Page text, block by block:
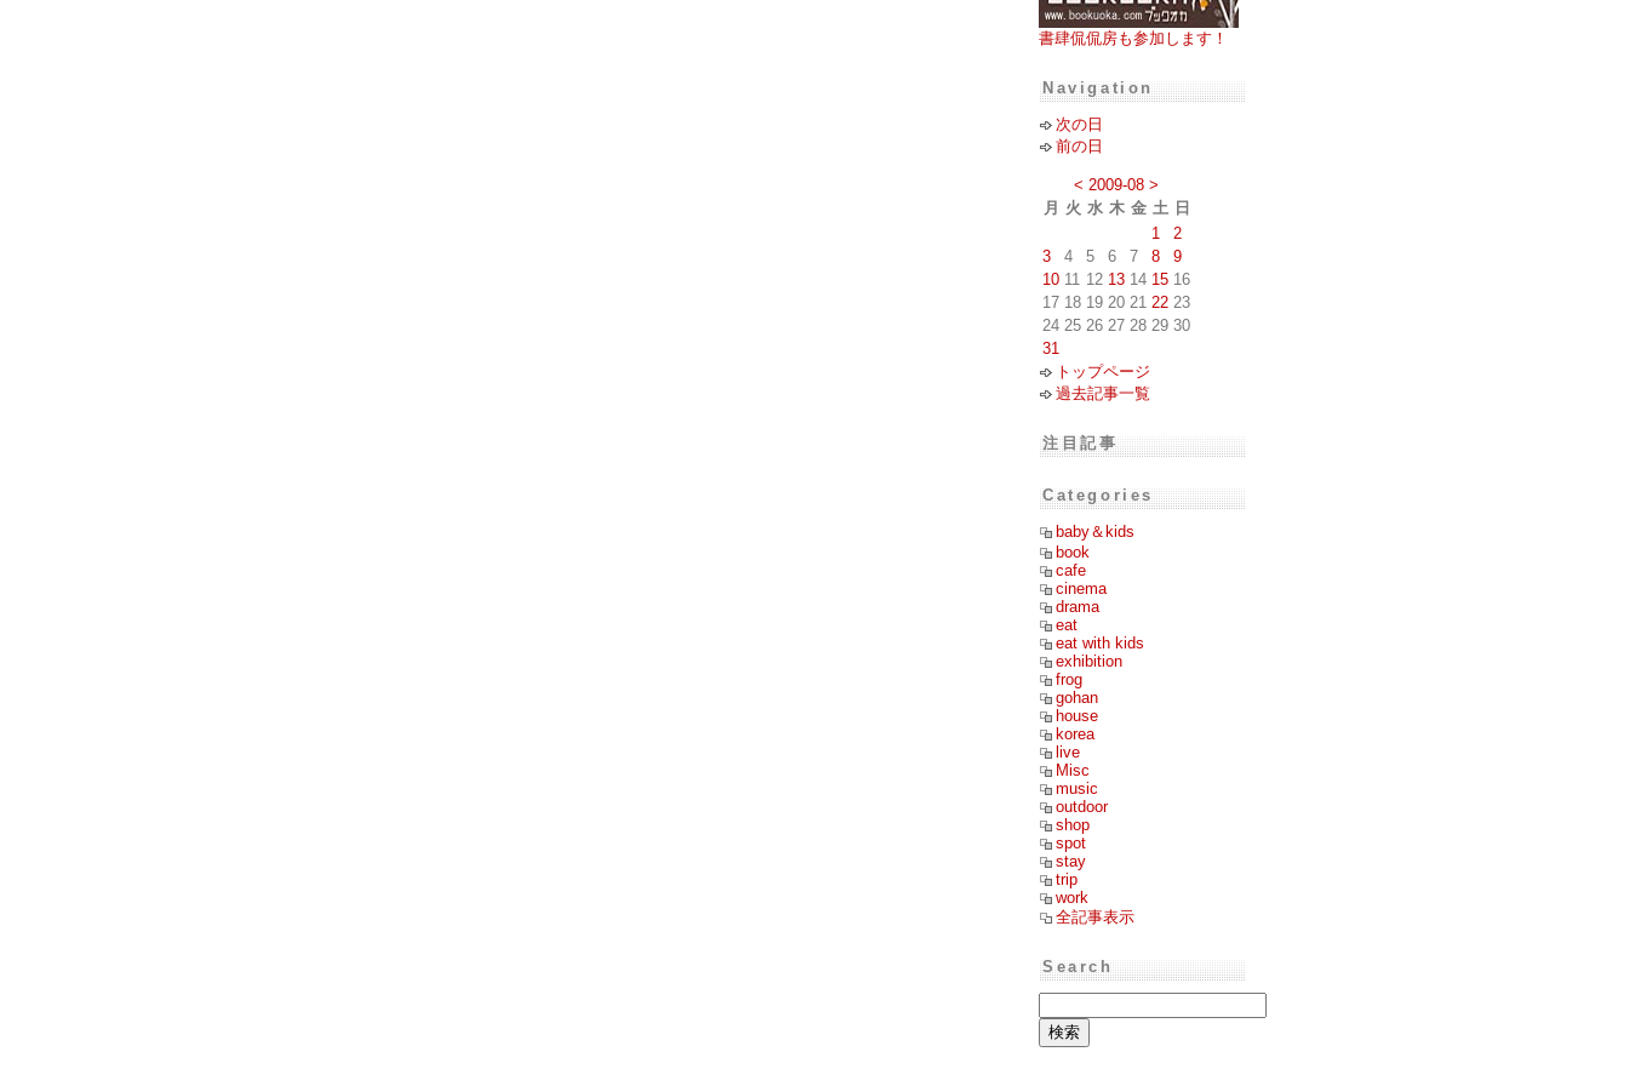
書肆侃侃房も参加します！
Navigation
次の日
前の日
< 2009-08 >
月
火 水 木 金 土 日
1
2
3
4 5 6 7 8
9
10 11 12 13 14 15 16
17 18 19 20 21 22 23
24 25 26 27 28 29 30
31
トップページ
過去記事一覧
注目記事
Categories
baby＆kids
book
cafe
cinema
drama
eat
eat with kids
exhibition
frog
gohan
house
korea
live
Misc
music
outdoor
shop
spot
stay
trip
work
全記事表示
Search